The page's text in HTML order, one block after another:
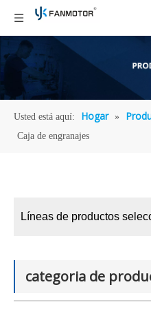
Usted está aquí: Hogar »
Caja de engranajes
Líneas de productos
categoria de